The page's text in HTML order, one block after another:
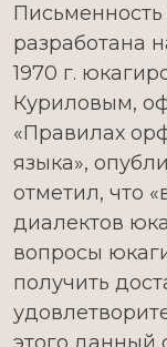
разработана
1970 г.
Куриловым,
«Правилах
языка»,
отметил, что
диалектов
вопросы
получить